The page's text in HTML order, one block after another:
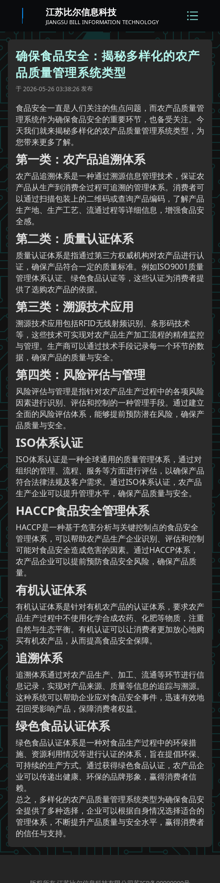
江苏比尔信息科技
JIANGSU BILL INFORMATION TECHNOLOGY
确保食品安全：揭秘多样化的农产
品质量管理系统类型
于2026-05-26 03:38:26发布
食品安全一直是人们关注的焦点问题，而农产品质量管
理系统作为确保食品安全的重要环节，也备受关注。今
天我们就来揭秘多样化的农产品质量管理系统类型，为
您带来更多了解。
第一类：农产品追溯体系
农产品追溯体系是一种通过溯源信息管理技术，保证农
产品从生产到消费全过程可追溯的管理体系。消费者可
以通过扫描包装上的二维码或查询产品编码，了解产品
生产地、生产工艺、流通过程等详细信息，增强食品安
全感。
第二类：质量认证体系
质量认证体系是指通过第三方权威机构对农产品进行认
证，确保产品符合一定的质量标准。例如ISO9001质量
管理体系认证、绿色食品认证等，这些认证为消费者提
供了选购农产品的依据。
第三类：溯源技术应用
溯源技术应用包括RFID无线射频识别、条形码技术
等，这些技术可实现对农产品生产加工流程的精准监控
与管理。生产商可以通过技术手段记录每一个环节的数
据，确保产品的质量与安全。
第四类：风险评估与管理
风险评估与管理是指针对农产品生产过程中的各项风险
因素进行识别、评估和控制的一种管理手段。通过建立
全面的风险评估体系，能够提前预防潜在风险，确保产
品质量与安全。
ISO体系认证
ISO体系认证是一种全球通用的质量管理体系，通过对
组织的管理、流程、服务等方面进行评估，以确保产品
符合法律法规及客户需求。通过ISO体系认证，农产品
生产企业可以提升管理水平，确保产品质量与安全。
HACCP食品安全管理体系
HACCP是一种基于危害分析与关键控制点的食品安全
管理体系，可以帮助农产品生产企业识别、评估和控制
可能对食品安全造成危害的因素。通过HACCP体系，
农产品企业可以提前预防食品安全风险，确保产品质
量。
有机认证体系
有机认证体系是针对有机农产品的认证体系，要求农产
品生产过程中不使用化学合成农药、化肥等物质，注重
自然与生态平衡。有机认证可以让消费者更加放心地购
买有机农产品，从而提高食品安全保障。
追溯体系
追溯体系通过对农产品生产、加工、流通等环节进行信
息记录，实现对产品来源、质量等信息的追踪与溯源。
这种系统可以帮助企业应对食品安全事件，迅速有效地
召回受影响产品，保障消费者权益。
绿色食品认证体系
绿色食品认证体系是一种对食品生产过程中的环保措
施、资源利用情况等进行认证的体系，旨在提倡环保、
可持续的生产方式。通过获得绿色食品认证，农产品企
业可以传递出健康、环保的品牌形象，赢得消费者信
赖。
总之，多样化的农产品质量管理系统类型为确保食品安
全提供了多种选择，企业可以根据自身情况选择适合的
管理体系，不断提升产品质量与安全水平，赢得消费者
的信任与支持。